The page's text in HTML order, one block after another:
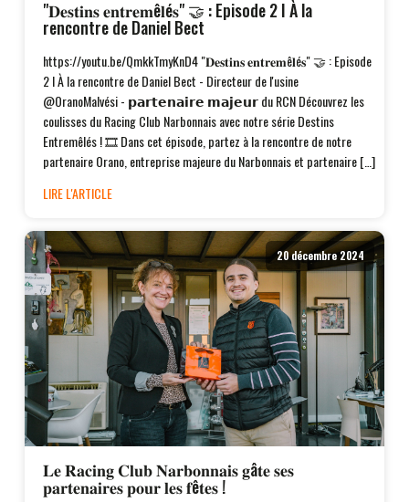
"𝐃𝐞𝐬𝐭𝐢𝐧𝐬 𝐞𝐧𝐭𝐫𝐞𝐦ê𝐥é𝐬" 🤝 : Episode 2 I À la
rencontre de Daniel Bect
https://youtu.be/QmkkTmyKnD4 "𝐃𝐞𝐬𝐭𝐢𝐧𝐬 𝐞𝐧𝐭𝐫𝐞𝐦ê𝐥é𝐬" 🤝 : Episode
2 I À la rencontre de Daniel Bect - Directeur de l'usine
@OranoMalvési - 𝗽𝗮𝗿𝘁𝗲𝗻𝗮𝗶𝗿𝗲 𝗺𝗮𝗷𝗲𝘂𝗿 du RCN Découvrez les
coulisses du Racing Club Narbonnais avec notre série Destins
Entremêlés ! 🎞️ Dans cet épisode, partez à la rencontre de notre
partenaire Orano, entreprise majeure du Narbonnais et partenaire […]
LIRE L'ARTICLE
20 décembre 2024
𝐋𝐞 𝐑𝐚𝐜𝐢𝐧𝐠 𝐂𝐥𝐮𝐛 𝐍𝐚𝐫𝐛𝐨𝐧𝐧𝐚𝐢𝐬 𝐠â𝐭𝐞 𝐬𝐞𝐬
𝐩𝐚𝐫𝐭𝐞𝐧𝐚𝐢𝐫𝐞𝐬 𝐩𝐨𝐮𝐫 𝐥𝐞𝐬 𝐟ê𝐭𝐞𝐬 !